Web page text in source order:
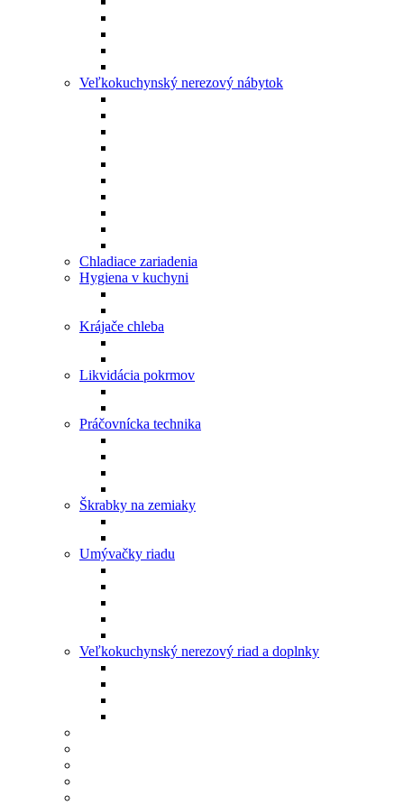
Veľkokuchynský nerezový nábytok
Chladiace zariadenia
Hygiena v kuchyni
Krájače chleba
Likvidácia pokrmov
Práčovnícka technika
Škrabky na zemiaky
Umývačky riadu
Veľkokuchynský nerezový riad a doplnky